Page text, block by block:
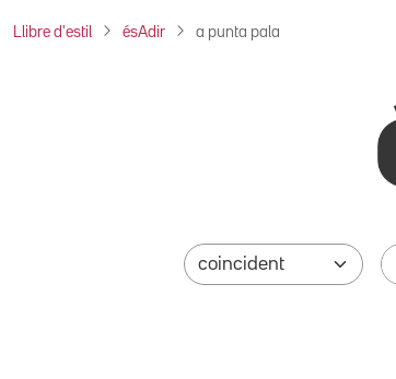
Llibre d'estil ésAdir a punta pala